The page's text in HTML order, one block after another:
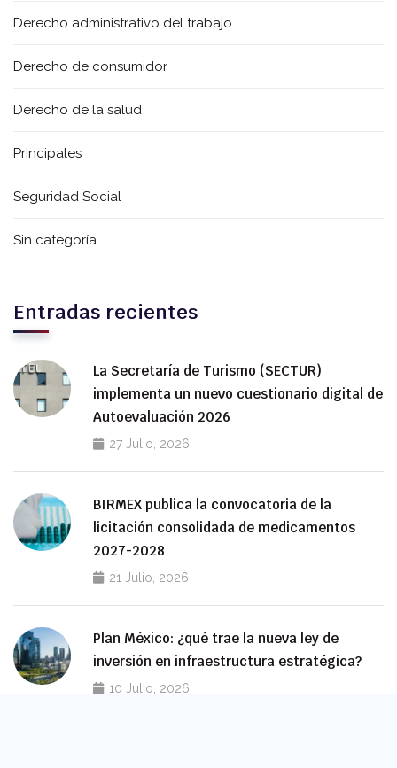
Derecho administrativo del trabajo
Derecho de consumidor
Derecho de la salud
Principales
Seguridad Social
Sin categoría
Entradas recientes
La Secretaría de Turismo (SECTUR)
implementa un nuevo cuestionario digital de
Autoevaluación 2026
27 Julio, 2026
BIRMEX publica la convocatoria de la
licitación consolidada de medicamentos
2027-2028
21 Julio, 2026
Plan México: ¿qué trae la nueva ley de
inversión en infraestructura estratégica?
10 Julio, 2026